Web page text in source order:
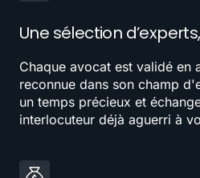
Une sélection
Chaque avocat est validé en
reconnue dans son champ
un temps précieux et
interlocuteur déjà aguerri à